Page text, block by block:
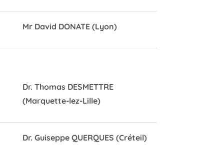
Mr David DONATE (Lyon)
Dr. Thomas DESMETTRE
(Marquette-lez-Lille)
Dr. Guiseppe QUERQUES (Créteil)